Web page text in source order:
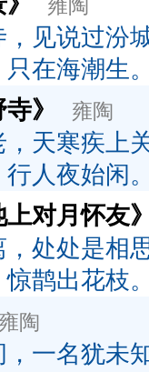
雍陶
见说过汾
只在海潮生
寺》
雍陶
，天寒疾上
行人夜始闲
上对月怀友
，处处是相
鹊出花枝
雍陶
一名犹未